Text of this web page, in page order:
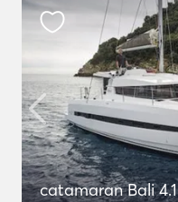
catamaran Bali 4.1